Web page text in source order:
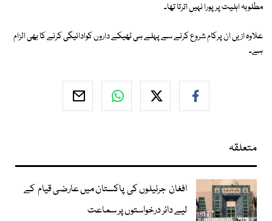
مطلوبہ اہلیت پر پورا نہیں اترتا تھا۔
علاوہ ازیں ان پرکام شروع کرنے سے پہلے ہی ٹھیکے داروں کوادائیگی کرنے کا بھی الزام
ہے۔
متعلقہ
افغان جرنیلوں کی پاکستان میں عارضی قیام کے
لیے دائر درخواستوں پر سماعت